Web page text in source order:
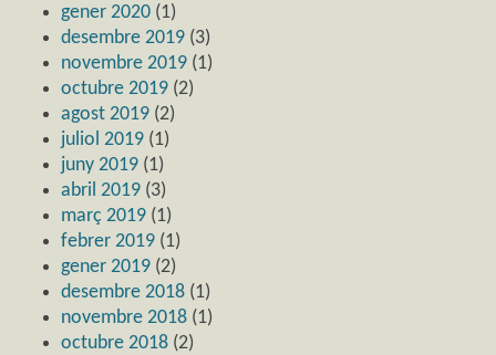
gener 2020 (1)
desembre 2019 (3)
novembre 2019 (1)
octubre 2019 (2)
agost 2019 (2)
juliol 2019 (1)
juny 2019 (1)
abril 2019 (3)
març 2019 (1)
febrer 2019 (1)
gener 2019 (2)
desembre 2018 (1)
novembre 2018 (1)
octubre 2018 (2)